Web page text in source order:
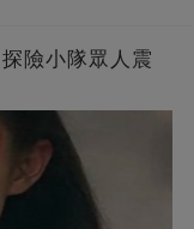
險小隊眾人震